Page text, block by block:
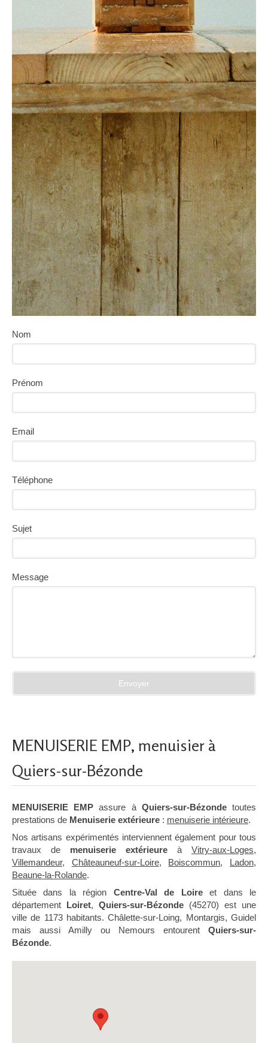
Nom
Prénom
Email
Téléphone
Sujet
Message
Envoyer
MENUISERIE EMP, menuisier à
Quiers-sur-Bézonde
MENUISERIE EMP assure à Quiers-sur-Bézondetoutes
prestations de Menuiserie extérieure : menuiserie intérieure.
Nos artisans expérimentés interviennent également pour tous
travaux de menuiserie extérieure à Vitry-aux-Loges,
Villemandeur, Châteauneuf-sur-Loire, Boiscommun, Ladon,
Beaune-la-Rolande.
Située dans la région Centre-Val de Loireet dans le
département Loiret, Quiers-sur-Bézonde (45270) est une
ville de 1173 habitants. Châlette-sur-Loing, Montargis, Guidel
mais aussi Amilly ou Nemours entourent Quiers-sur-
Bézonde.